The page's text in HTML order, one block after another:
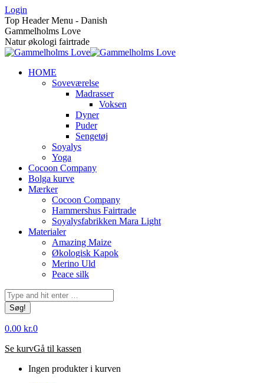
Skip
to
content
Login
Top Header Menu - Danish
Gammelholms Love
Natur økologi fairtrade
HOME
Soveværelse
Madrasser
Voksen
Dyner
Puder
Sengetøj
Soyalys
Yoga
Cocoon Company
Bolga kurve
Mærker
Cocoon Company
Hammershus Fairtrade
Soyalysfabrikken Mara Light
Materialer
Amazing Maize
Økologisk Kapok
Merino Uld
Peace silk
Søg:
0.00 kr.0
Se kurvGå til kassen
Ingen produkter i kurven